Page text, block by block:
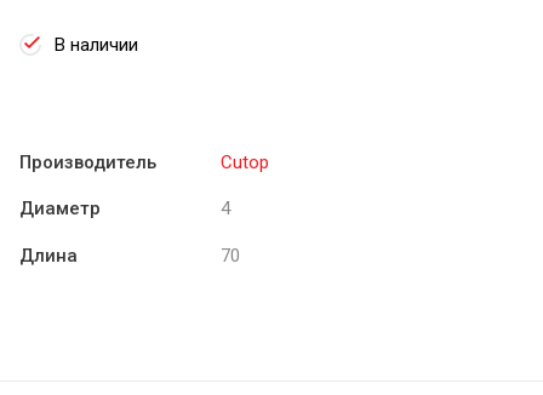
В наличии
Производитель Cutop
Диаметр 4
Длина 70